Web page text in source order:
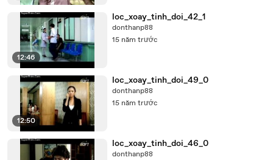
12:46
loc_xoay_tinh_doi_42_1
donthanp88
15 năm trước
12:50
loc_xoay_tinh_doi_49_0
donthanp88
15 năm trước
loc_xoay_tinh_doi_46_0
donthanp88